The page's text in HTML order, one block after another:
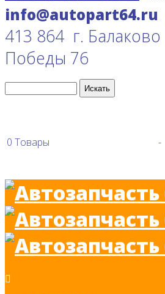
413 864 г.
Победы 76
0 Товары -